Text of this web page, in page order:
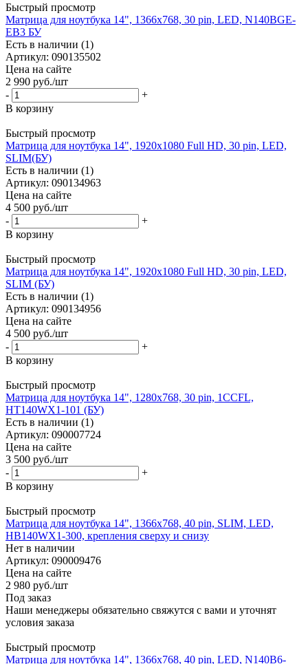
Быстрый просмотр
Матрица для ноутбука 14", 1366x768, 30 pin, LED, N140BGE-
EB3 БУ
Есть в наличии (1)
Артикул: 090135502
Цена на сайте
2 990 руб./шт
-
+
В корзину
Быстрый просмотр
Матрица для ноутбука 14", 1920x1080 Full HD, 30 pin, LED,
SLIM(БУ)
Есть в наличии (1)
Артикул: 090134963
Цена на сайте
4 500 руб./шт
-
+
В корзину
Быстрый просмотр
Матрица для ноутбука 14", 1920x1080 Full HD, 30 pin, LED,
SLIM (БУ)
Есть в наличии (1)
Артикул: 090134956
Цена на сайте
4 500 руб./шт
-
+
В корзину
Быстрый просмотр
Матрица для ноутбука 14", 1280x768, 30 pin, 1CCFL,
HT140WX1-101 (БУ)
Есть в наличии (1)
Артикул: 090007724
Цена на сайте
3 500 руб./шт
-
+
В корзину
Быстрый просмотр
Матрица для ноутбука 14", 1366x768, 40 pin, SLIM, LED,
HB140WX1-300, крепления сверху и снизу
Нет в наличии
Артикул: 090009476
Цена на сайте
2 980 руб./шт
Под заказ
Наши менеджеры обязательно свяжутся с вами и уточнят
условия заказа
Быстрый просмотр
Матрица для ноутбука 14", 1366x768, 40 pin, LED, N140B6-